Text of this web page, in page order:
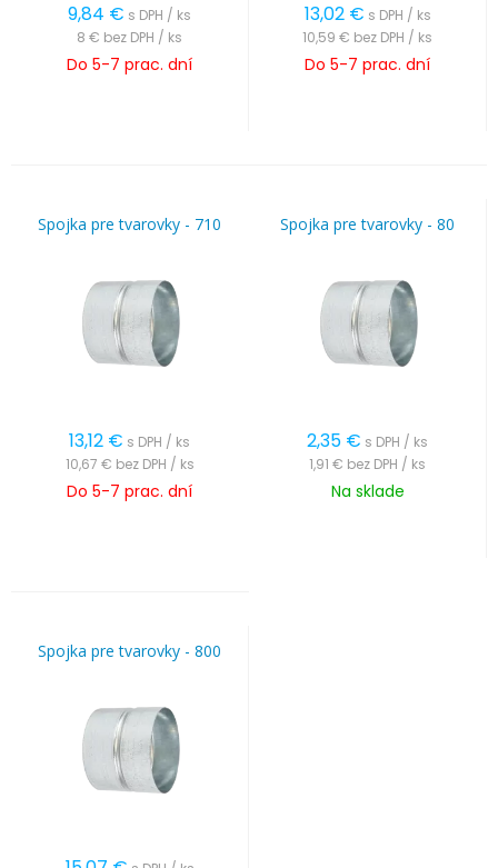
9,84 € s DPH / ks
8 € bez DPH / ks
Do 5-7 prac. dní
13,02 € s DPH / ks
10,59 € bez DPH / ks
Do 5-7 prac. dní
Spojka pre tvarovky - 710
13,12 € s DPH / ks
10,67 € bez DPH / ks
Do 5-7 prac. dní
Spojka pre tvarovky - 80
2,35 € s DPH / ks
1,91 € bez DPH / ks
Na sklade
Spojka pre tvarovky - 800